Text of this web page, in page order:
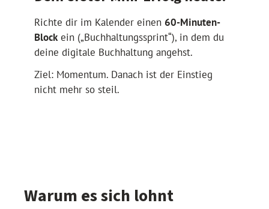
Richte dir im Kalender einen 60-Minuten-
Blockein („Buchhaltungssprint“), in dem du
deine digitale Buchhaltung angehst.
Ziel: Momentum. Danach ist der Einstieg
nicht mehr so steil.
Warum es sich lohnt